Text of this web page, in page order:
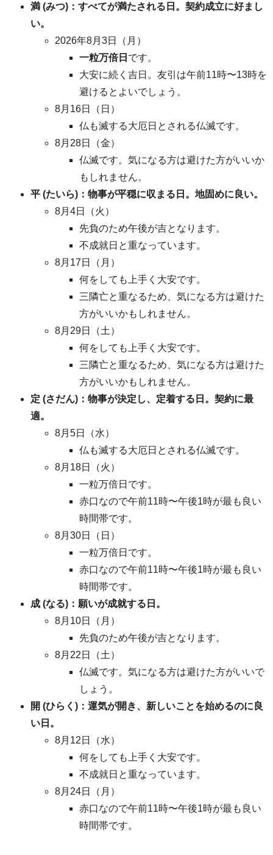
満 (みつ)：すべてが満たされる日。契約成立に好まし
い。
2026年8月3日（月）
一粒万倍日 です。
大安に続く吉日。友引は午前11時〜13時を
避けるとよいでしょう。
8月16日（日）
仏も滅する大厄日とされる仏滅です。
8月28日（金）
仏滅です。気になる方は避けた方がいいか
もしれません。
平 (たいら)：物事が平穏に収まる日。地固めに良い。
8月4日（火）
先負のため午後が吉となります。
不成就日と重なっています。
8月17日（月）
何をしても上手く大安です。
三隣亡と重なるため、気になる方は避けた
方がいいかもしれません。
8月29日（土）
何をしても上手く大安です。
三隣亡と重なるため、気になる方は避けた
方がいいかもしれません。
定 (さだん)：物事が決定し、定着する日。契約に最
適。
8月5日（水）
仏も滅する大厄日とされる仏滅です。
8月18日（火）
一粒万倍日です。
赤口なので午前11時〜午後1時が最も良い
時間帯です。
8月30日（日）
一粒万倍日です。
赤口なので午前11時〜午後1時が最も良い
時間帯です。
成 (なる)：願いが成就する日。
8月10日（月）
先負のため午後が吉となります。
8月22日（土）
仏滅です。気になる方は避けた方がいいで
しょう。
開 (ひらく)：運気が開き、新しいことを始めるのに良
い日。
8月12日（水）
何をしても上手く大安です。
不成就日と重なっています。
8月24日（月）
赤口なので午前11時〜午後1時が最も良い
時間帯です。